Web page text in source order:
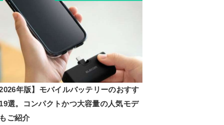
2026年版】モバイルバッテリーのおすす
選。コンパクトかつ大容量の人気モデ
ご紹介